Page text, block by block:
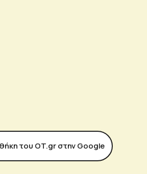
του ΟΤ.gr στην Google